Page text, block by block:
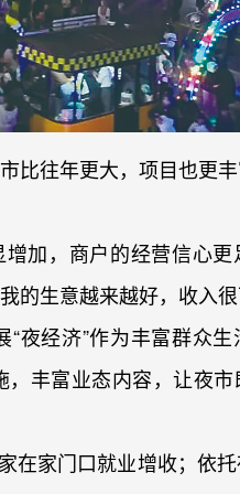
比往年更大，项目也更
加，商户的经营信心
的生意越来越好，收入
夜经济”作为丰富群众
丰富业态内容，让夜
在家门口就业增收；依